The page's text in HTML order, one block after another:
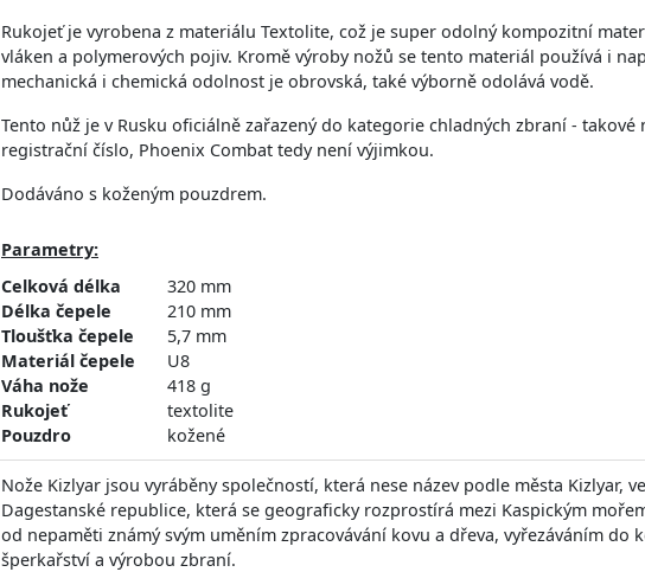
Rukojeť je vyrobena z materiálu Textolite, což je super odolný kompozitní
vláken a polymerových pojiv. Kromě výroby nožů se tento materiál používá i
mechanická i chemická odolnost je obrovská, také výborně odolává vodě.
Tento nůž je v Rusku oficiálně zařazený do kategorie chladných zbraní -
registrační číslo, Phoenix Combat tedy není výjimkou.
Dodáváno s koženým pouzdrem.
Parametry:
Celková délka
320 mm
Délka čepele
210 mm
Tloušťka čepele
5,7 mm
Materiál čepele
U8
Váha nože
418 g
Rukojeť
textolite
Pouzdro
kožené
Nože Kizlyar jsou vyráběny společností, která nese název podle města Kizlyar,
Dagestanské republice, která se geograficky rozprostírá mezi Kaspickým
od nepaměti známý svým uměním zpracovávání kovu a dřeva, vyřezáváním do
šperkařství a výrobou zbraní.